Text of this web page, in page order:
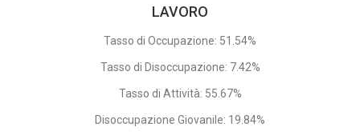
LAVORO
Tasso di Occupazione: 51.54%
Tasso di Disoccupazione: 7.42%
Tasso di Attività: 55.67%
Disoccupazione Giovanile: 19.84%